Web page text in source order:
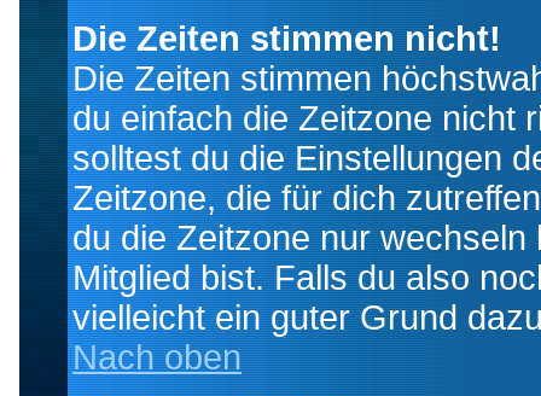
Die Zeiten stimmen nicht!
Die Zeiten stimmen
du einfach die Zeitzone nicht
solltest du die Einstellungen
Zeitzone, die für dich
du die Zeitzone nur
Mitglied bist. Falls du also
vielleicht ein guter Grund
Nach oben